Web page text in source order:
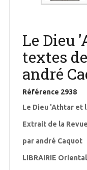
Le Dieu
textes
andré
Référence 2938
Le Dieu 'Athtar et
Extrait de la
par andré Caquot
LIBRAIRIE